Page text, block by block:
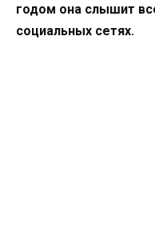
годом она слышит
социальных сетях.